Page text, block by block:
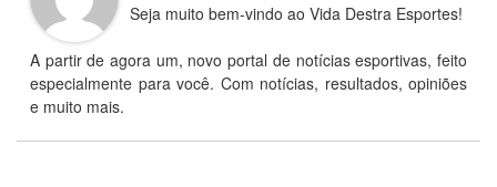
Seja muito bem-vindo ao Vida Destra Esportes!
A partir de agora um, novo portal de notícias esportivas, feito
especialmente para você. Com notícias, resultados, opiniões
e muito mais.